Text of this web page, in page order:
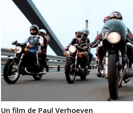
Un film de Paul Verhoeven